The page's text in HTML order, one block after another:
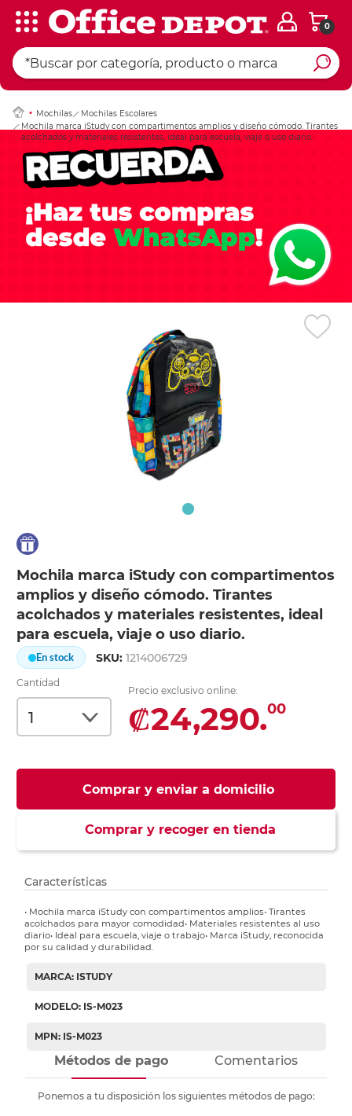
0
Mochilas
Mochilas Escolares
Mochila marca iStudy con compartimentos amplios y diseño cómodo. Tirantes
acolchados y materiales resistentes, ideal para escuela, viaje o uso diario.
Mochila marca iStudy con compartimentos
amplios y diseño cómodo. Tirantes
acolchados y materiales resistentes, ideal
para escuela, viaje o uso diario.
En stock SKU:1214006729
Cantidad
Precio exclusivo online:
₡24,290.00
Comprar y enviar a domicilio
Comprar y recoger en tienda
Ingresar Codigo
Características
• Mochila marca iStudy con compartimentos amplios• Tirantes
acolchados para mayor comodidad• Materiales resistentes al uso
diario• Ideal para escuela, viaje o trabajo• Marca iStudy, reconocida
por su calidad y durabilidad.
MARCA: ISTUDY
MODELO: IS-M023
MPN: IS-M023
Métodos de pago Comentarios
Ponemos a tu disposición los siguientes métodos de pago: